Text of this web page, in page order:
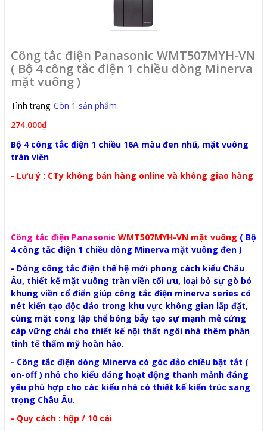
Công tắc điện Panasonic WMT507MYH-VN
( Bộ 4 công tắc điện 1 chiều dòng Minerva
mặt vuông )
Tình trạng: Còn 1 sản phẩm
274.000₫
Bộ 4 công tắc điện 1 chiều 16A màu đen nhũ, mặt vuông
tràn viền
- Lưu ý : CTy không bán hàng online và không giao hàng
Công tắc điện Panasonic WMT507MYH-VN mặt vuông ( Bộ
4 công tắc điện 1 chiều dòng Minerva mặt vuông đen )
- Dòng công tắc điện thế hệ mới phong cách kiểu Châu
Âu, thiết kế mặt vuông tràn viền tối ưu, loại bỏ sự gò bó
khung viền cổ điển giúp công tắc điện minerva series có
nét kiến tạo độc đáo trong khu vực không gian lắp đặt,
cùng mặt cong lập thể bóng bẫy tạo sự mạnh mẻ cứng
cáp vững chải cho thiết kế nội thất ngôi nhà thêm phần
tinh tế thẩm mỹ hoàn hảo.
- Công tắc điện dòng Minerva có góc đảo chiều bật tắt (
on-off ) nhỏ cho kiểu dáng hoạt động thanh mảnh đáng
yêu phù hợp cho các kiểu nhà có thiết kế kiến trúc sang
trọng Châu Âu.
- Quy cách : hộp / 10 cái